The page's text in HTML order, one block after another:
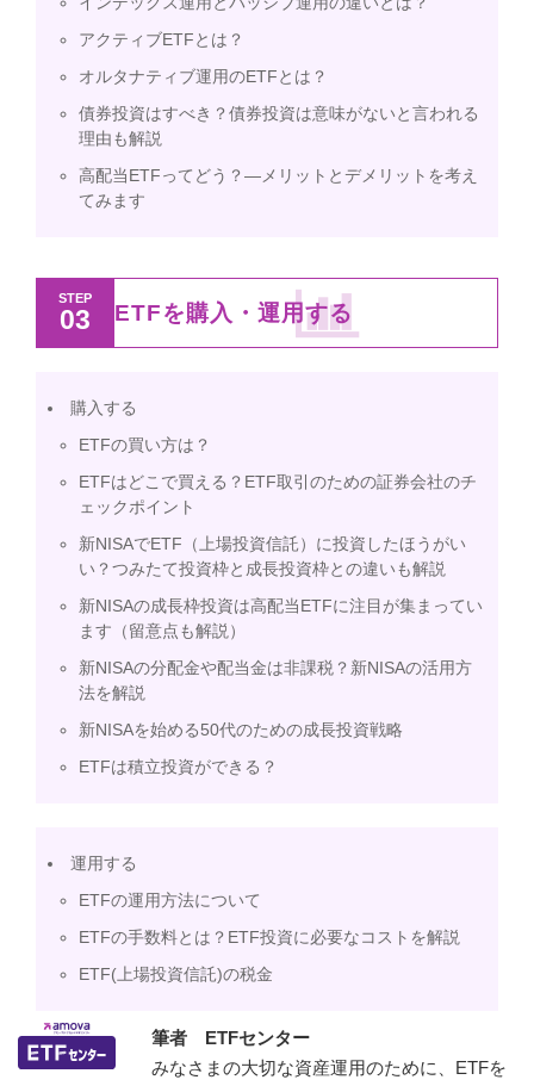
アクティブETFとは？
オルタナティブ運用のETFとは？
債券投資はすべき？債券投資は意味がないと言われる
理由も解説
高配当ETFってどう？―メリットとデメリットを考え
てみます
STEP
03 ETFを購入・運用する
購入する
ETFの買い方は？
ETFはどこで買える？ETF取引のための証券会社のチ
ェックポイント
新NISAでETF（上場投資信託）に投資したほうがい
い？つみたて投資枠と成長投資枠との違いも解説
新NISAの成長枠投資は高配当ETFに注目が集まってい
ます（留意点も解説）
新NISAの分配金や配当金は非課税？新NISAの活用方
法を解説
新NISAを始める50代のための成長投資戦略
ETFは積立投資ができる？
運用する
ETFの運用方法について
ETFの手数料とは？ETF投資に必要なコストを解説
ETF(上場投資信託)の税金
筆者 ETFセンター
みなさまの大切な資産運用のために、ETFを